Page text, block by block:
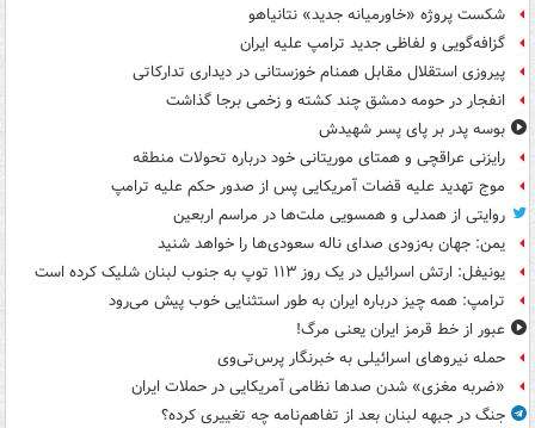
شکست پروژه «خاورمیانه جدید» نتانیاهو
گزافه‌گویی و لفاظی جدید ترامپ علیه ایران
پیروزی استقلال مقابل همنام خوزستانی در دیداری تدارکاتی
انفجار در حومه دمشق چند کشته و زخمی برجا گذاشت
بوسه‌ پدر بر پای پسر شهیدش
رایزنی عراقچی و همتای موریتانی خود درباره تحولات منطقه
موج تهدید علیه قضات آمریکایی پس از صدور حکم علیه ترامپ
روایتی از همدلی و همسویی ملت‌ها در مراسم اربعین
یمن: جهان به‌زودی صدای ناله سعودی‌ها را خواهد شنید
یونیفل: ارتش اسرائیل در یک روز ۱۱۳ توپ به جنوب لبنان شلیک کرده است
ترامپ: همه چیز درباره ایران به طور استثنایی خوب پیش می‌رود
عبور از خط قرمز ایران یعنی مرگ!
حمله نیروهای اسرائیلی به خبرنگار پرس‌تی‌وی
«ضربه مغزی» شدن صدها نظامی آمریکایی در حملات ایران
جنگ در جبهه لبنان بعد از تفاهم‌نامه چه تغییری کرده؟